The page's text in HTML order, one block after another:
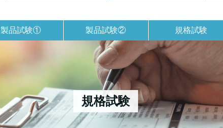
製品試験① 製品試験② 規格試験
規格試験